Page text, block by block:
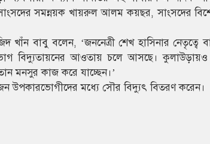
সাংসদের সমন্নয়ক খায়রুল আলম কয়ছর, সাংসদের
খাঁন বাবু বলেন, ‘জননেত্রী শেখ হাসিনার নেতৃত্বে
বিদ্যুতায়নের আওতায় চলে আসছে। কুলাউড়ায়ও
মনসুর কাজ করে যাচ্ছেন।’
উপকারভোগীদের মধ্যে সৌর বিদ্যুৎ বিতরণ করেন।